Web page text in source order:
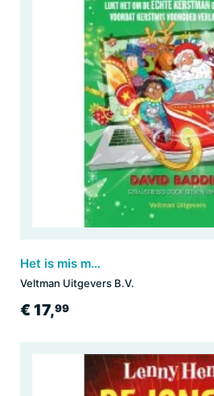
Het is mis met Kerstmis
Veltman Uitgevers B.V.
€ 17,99